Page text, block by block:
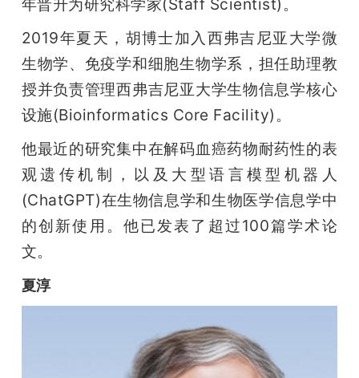
2019年夏天，胡博士加入西弗吉尼亚大学微
生物学、免疫学和细胞生物学系，担任助理教
授并负责管理西弗吉尼亚大学生物信息学核心
设施(Bioinformatics Core Facility)。
他最近的研究集中在解码血癌药物耐药性的表
观遗传机制，以及大型语言模型机器人
(ChatGPT)在生物信息学和生物医学信息学中
的创新使用。他已发表了超过100篇学术论
文。
夏淳